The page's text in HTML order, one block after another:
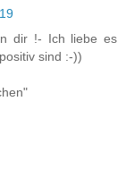
dir !- Ich liebe es
sind :-))